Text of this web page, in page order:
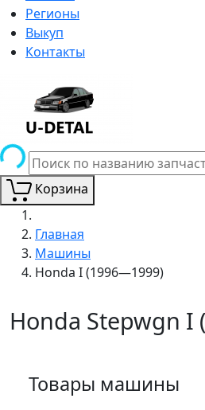
Регионы
Выкуп
Контакты
Корзина
Главная
Машины
Honda I (1996—1999)
Honda Stepwgn I
Товары машины